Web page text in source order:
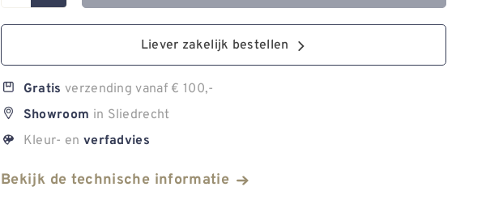
Liever zakelijk bestellen
Gratis verzending vanaf € 100,-
Showroom in Sliedrecht
Kleur- en verfadvies
Bekijk de technische informatie